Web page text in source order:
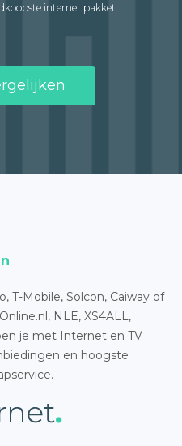
internet pakket
T-Mobile, Solcon, Caiway of
NLE, XS4ALL,
je met Internet en TV
en hoogste